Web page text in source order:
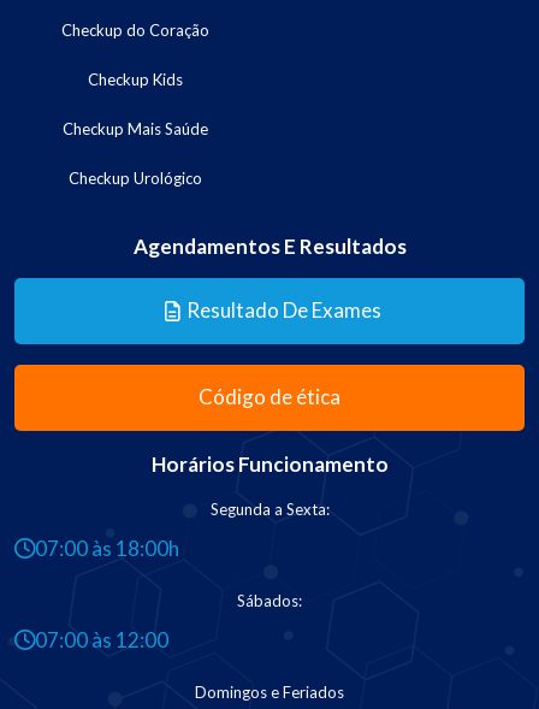
Checkup do Coração
Checkup Kids
Checkup Mais Saúde
Checkup Urológico
Agendamentos E Resultados
Resultado De Exames
Código de ética
Horários Funcionamento
Segunda a Sexta:
07:00 às 18:00h
Sábados:
07:00 às 12:00
Domingos e Feriados